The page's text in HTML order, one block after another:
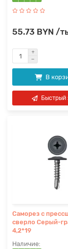
55.73 BYN /
В
Быстрый
Саморез с
сверло Серый-
4,2*19